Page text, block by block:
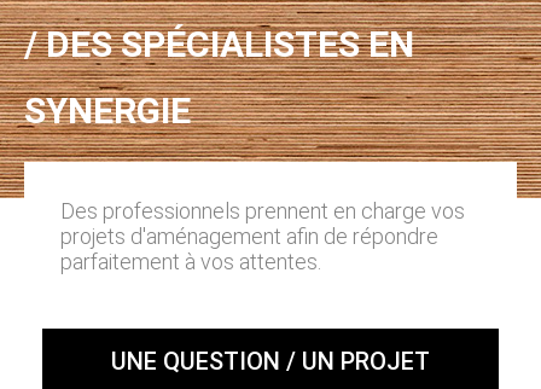
/ DES SPÉCIALISTES EN
SYNERGIE
Des professionnels prennent en charge vos
projets d'aménagement afin de répondre
parfaitement à vos attentes.
UNE QUESTION / UN PROJET